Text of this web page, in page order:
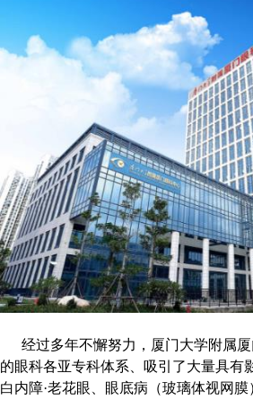
经过多年不懈努力，厦门大学附属
的眼科各亚专科体系、吸引了大量具有
白内障·老花眼、眼底病（玻璃体视网